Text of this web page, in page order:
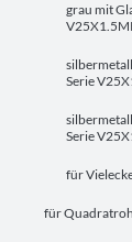
grau mit
Serie
Serie
für
für